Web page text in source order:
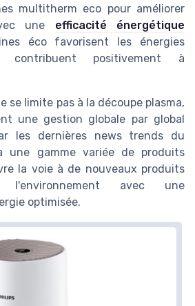
multitherm eco pour améliorer
une efficacité énergétique
éco favorisent les énergies
contribuent positivement à
se limite pas à la découpe plasma,
une gestion globale par global
les dernières news trends du
une gamme variée de produits
la voie à de nouveaux produits
l'environnement avec une
optimisée.